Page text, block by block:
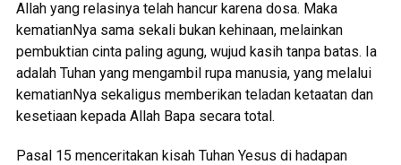
Allah yang relasinya telah hancur karena dosa. Maka
kematianNya sama sekali bukan kehinaan, melainkan
pembuktian cinta paling agung, wujud kasih tanpa batas. Ia
adalah Tuhan yang mengambil rupa manusia, yang melalui
kematianNya sekaligus memberikan teladan ketaatan dan
kesetiaan kepada Allah Bapa secara total.
Pasal 15 menceritakan kisah Tuhan Yesus di hadapan